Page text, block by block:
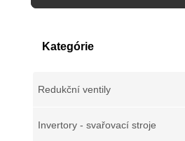
Kategórie
Redukční ventily
Invertory - svařovací stroje